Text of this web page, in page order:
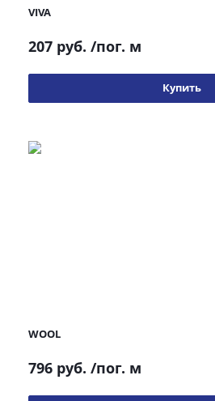
VIVA
207 руб. /пог. м
Купить
WOOL
796 руб. /пог. м